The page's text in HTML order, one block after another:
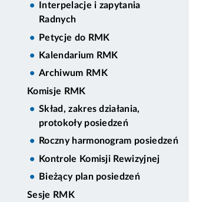
Interpelacje i zapytania
Radnych
Petycje do RMK
Kalendarium RMK
Archiwum RMK
Komisje RMK
Skład, zakres działania,
protokoły posiedzeń
Roczny harmonogram posiedzeń
Kontrole Komisji Rewizyjnej
Bieżący plan posiedzeń
Sesje RMK